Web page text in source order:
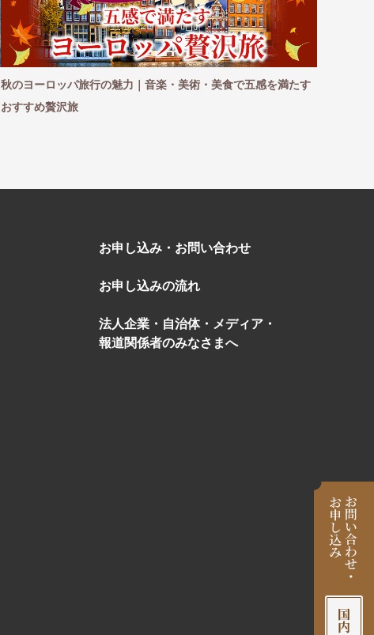
秋のヨーロッパ旅行の魅力｜音楽・美術・美食で五感を満たす
おすすめ贅沢旅
お申し込み・お問い合わせ
お申し込みの流れ
法人企業・自治体・メディア・
報道関係者のみなさまへ